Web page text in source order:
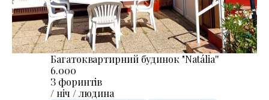
Багатоквартирний будинок "Natália''
6.000
З форинтів
/ ніч / людина